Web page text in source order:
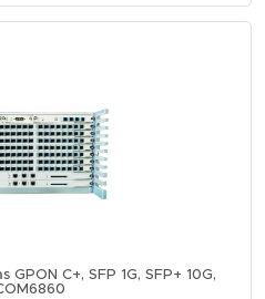
C+, SFP 1G, SFP+ 10G,